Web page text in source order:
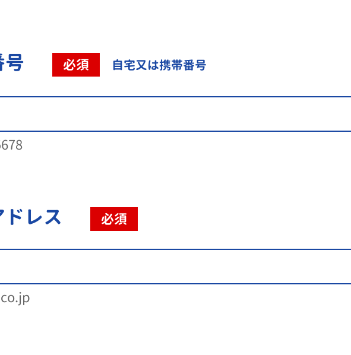
必須 自宅又は携帯番号
レス 必須